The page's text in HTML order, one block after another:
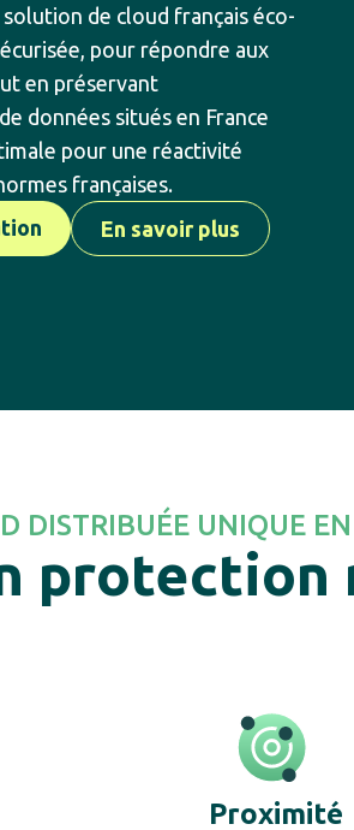
de cloud français éco-
pour répondre aux
en préservant
données situés en France
pour une réactivité
françaises.
En savoir plus
DISTRIBUÉE UNIQUE
protection
Proximité